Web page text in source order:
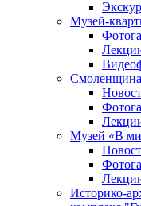
Музей-
Музей «В
Историко-